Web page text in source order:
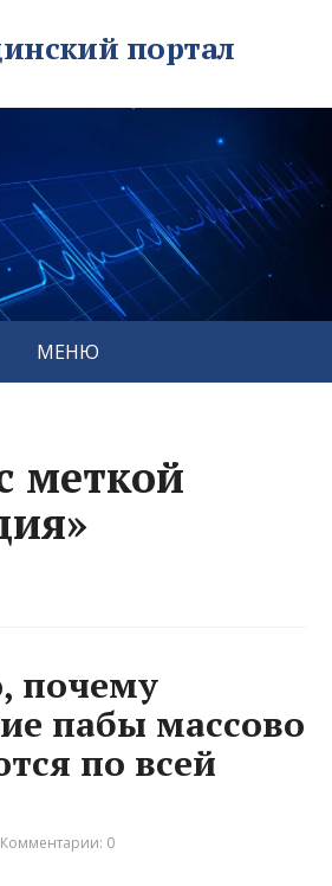
портал
МЕНЮ
меткой
почему
пабы массово
по всей
Комментарии: 0